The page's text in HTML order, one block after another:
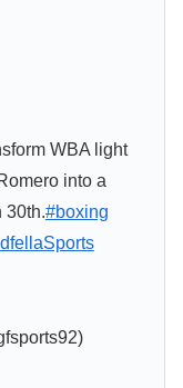
WBA light
into a
30th.#boxing